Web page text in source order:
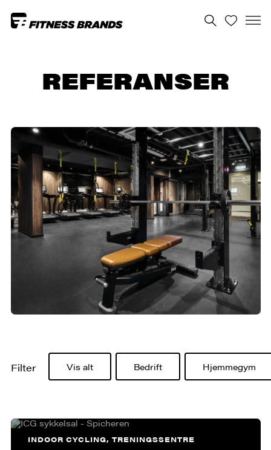
REFERANSER
Filter Vis alt Bedrift Hjemmegym
INDOOR CYCLING, TRENINGSSENTRE